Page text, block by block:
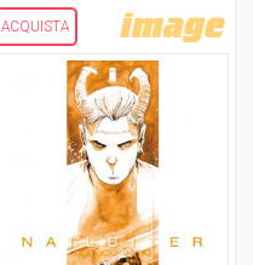
ACQUISTA